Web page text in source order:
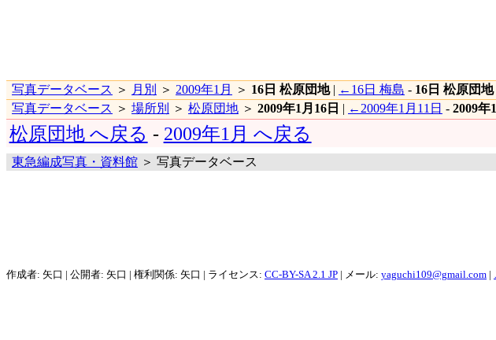
写真データベース ＞ 月別 ＞ 2009年1月 ＞ 16日 松原団地| ←16日 梅島 - 16日 松原団地
写真データベース ＞ 場所別 ＞ 松原団地 ＞ 2009年1月16日 | ←2009年1月11日 - 2009年
松原団地 へ戻る - 2009年1月 へ戻る
東急編成写真・資料館 ＞ 写真データベース
作成者: 矢口 | 公開者: 矢口 | 権利関係: 矢口 | ライセンス: CC-BY-SA 2.1 JP | メール: yaguchi109@gmail.com